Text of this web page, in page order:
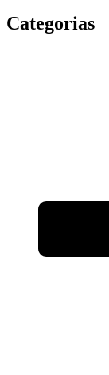
Categorias